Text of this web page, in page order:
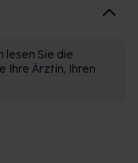
lesen Sie die
Ihre Ärztin, Ihren